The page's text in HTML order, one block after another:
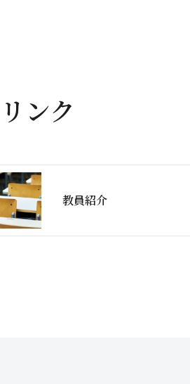
ンク
教員紹介